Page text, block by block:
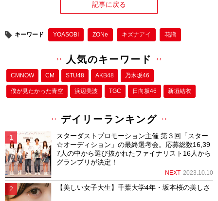
記事に戻る
キーワード YOASOBI ZONe キズナアイ 花譜
人気のキーワード
CMNOW CM STU48 AKB48 乃木坂46
僕が⾒たかった⻘空 浜辺美波 TGC 日向坂46 新垣結衣
デイリーランキング
スターダストプロモーション主催 第３回「スター
☆オーディション」の最終選考会。応募総数16,39
7人の中から選び抜かれたファイナリスト16人から
グランプリが決定！
NEXT 2023.10.10
【美しい女子大生】千葉大学4年・坂本桜の美しさ